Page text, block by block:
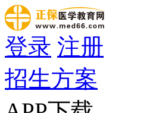
登录 注册
招生方案